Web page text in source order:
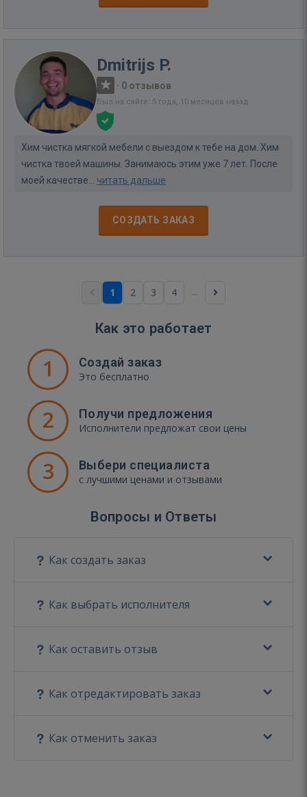
Dmitrijs P.
· 0 отзывов
Был на сайте: 5 года, 10 месяцев назад
Хим чистка мягкой мебели с выездом к тебе на дом. Хим
чистка твоей машины. Занимаюсь этим уже 7 лет. После
моей качестве... читать дальше
СОЗДАТЬ ЗАКАЗ
1 2 3 4 ...
Как это работает
1 Создай заказ
Это бесплатно
2 Получи предложения
Исполнители предложат свои цены
3 Выбери специалиста
с лучшими ценами и отзывами
Вопросы и Ответы
Как создать заказ
Как выбрать исполнителя
Как оставить отзыв
Как отредактировать заказ
Как отменить заказ